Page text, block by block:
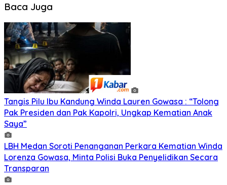
Baca Juga
Tangis Pilu Ibu Kandung Winda Lauren Gowasa : “Tolong
Pak Presiden dan Pak Kapolri, Ungkap Kematian Anak
Saya”
‎LBH Medan Soroti Penanganan Perkara Kematian Winda
Lorenza Gowasa, Minta Polisi Buka Penyelidikan Secara
Transparan